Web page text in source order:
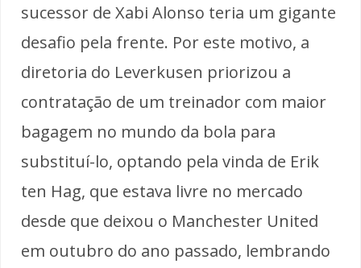
sucessor de Xabi Alonso teria um gigante
desafio pela frente. Por este motivo, a
diretoria do Leverkusen priorizou a
contratação de um treinador com maior
bagagem no mundo da bola para
substituí-lo, optando pela vinda de Erik
ten Hag, que estava livre no mercado
desde que deixou o Manchester United
em outubro do ano passado, lembrando